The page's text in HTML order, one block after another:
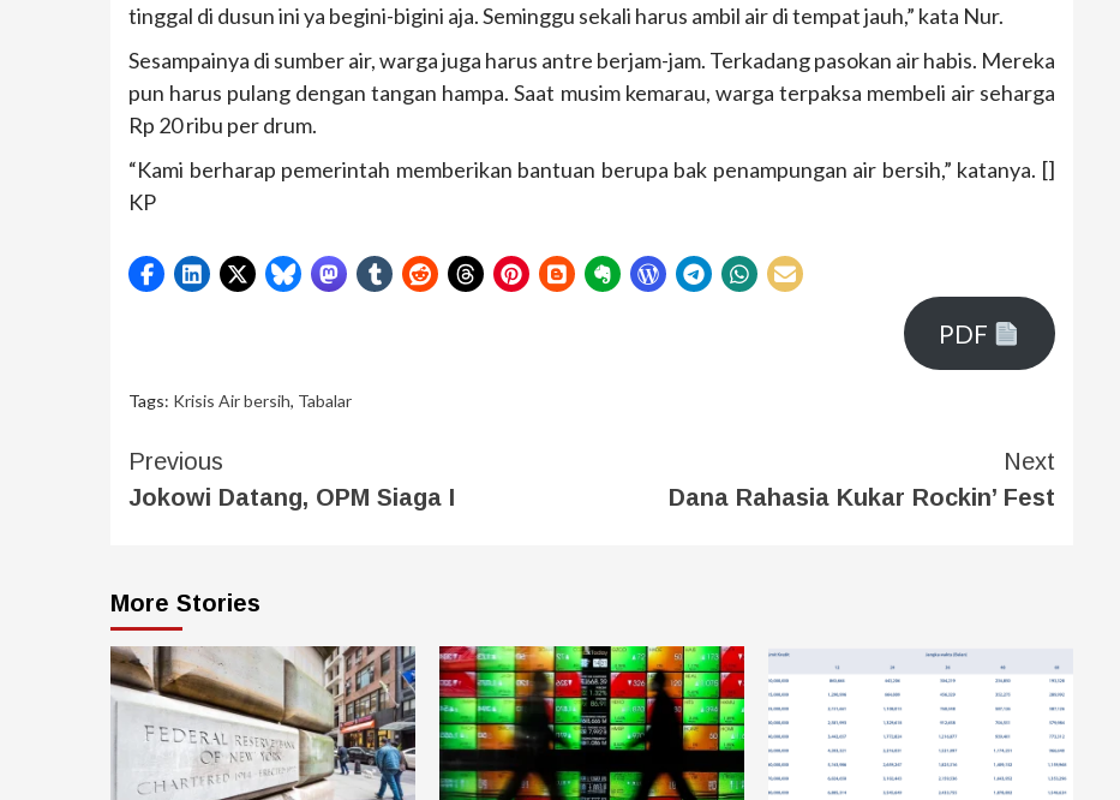
tinggal di dusun ini ya begini-bigini aja. Seminggu sekali harus ambil air di tempat jauh,” kata Nur.
Sesampainya di sumber air, warga juga harus antre berjam-jam. Terkadang pasokan air habis. Mereka
pun harus pulang dengan tangan hampa. Saat musim kemarau, warga terpaksa membeli air seharga
Rp 20 ribu per drum.
“Kami berharap pemerintah memberikan bantuan berupa bak penampungan air bersih,” katanya. []
KP
PDF
Tags: Krisis Air bersih, Tabalar
Previous
Jokowi Datang, OPM Siaga I
Next
Dana Rahasia Kukar Rockin’ Fest
More Stories